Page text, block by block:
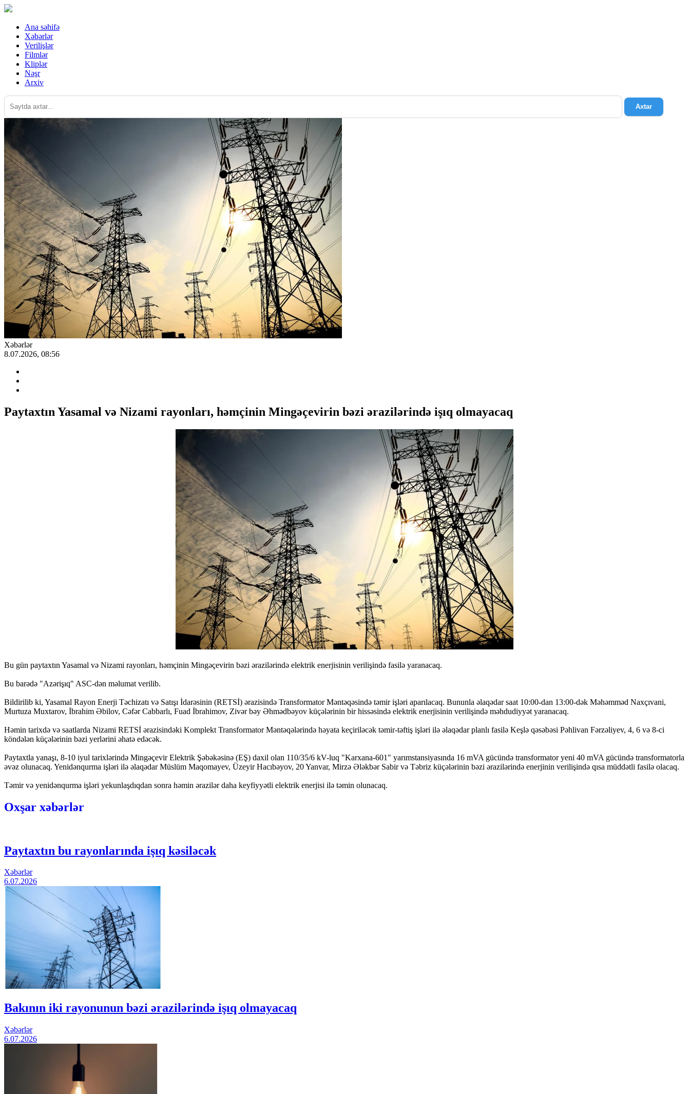
Ana səhifə
Xəbərlər
Verilişlər
Filmlər
Kliplər
Nəşr
Arxiv
Axtar
Xəbərlər
8.07.2026, 08:56
Paytaxtın Yasamal və Nizami rayonları, həmçinin Mingəçevirin bəzi ərazilərində işıq olmayacaq
Bu gün paytaxtın Yasamal və Nizami rayonları, həmçinin Mingəçevirin bəzi ərazilərində elektrik enerjisinin verilişində fasilə yaranacaq.
Bu barədə "Azərişıq" ASC-dən məlumat verilib.
Bildirilib ki, Yasamal Rayon Enerji Təchizatı və Satışı İdarəsinin (RETSİ) ərazisində Transformator Məntəqəsində təmir işləri aparılacaq. Bununla əlaqədar saat 10:00-dan 13:00-dək Məhəmməd Naxçıvani,
Murtuza Muxtarov, İbrahim Əbilov, Cəfər Cabbarlı, Fuad İbrahimov, Zivər bəy Əhmədbəyov küçələrinin bir hissəsində elektrik enerjisinin verilişində məhdudiyyət yaranacaq.
Həmin tarixdə və saatlarda Nizami RETSİ ərazisindəki Komplekt Transformator Məntəqələrində həyata keçiriləcək təmir-təftiş işləri ilə əlaqədar planlı fasilə Keşlə qəsəbəsi Pəhlivan Fərzəliyev, 4, 6 və 8-ci
köndələn küçələrinin bəzi yerlərini əhatə edəcək.
Paytaxtla yanaşı, 8-10 iyul tarixlərində Mingəçevir Elektrik Şəbəkəsinə (EŞ) daxil olan 110/35/6 kV-luq "Karxana-601" yarımstansiyasında 16 mVA gücündə transformator yeni 40 mVA gücündə transformatorla
əvəz olunacaq. Yenidənqurma işləri ilə əlaqədar Müslüm Maqomayev, Üzeyir Hacıbəyov, 20 Yanvar, Mirzə Ələkbər Sabir və Təbriz küçələrinin bəzi ərazilərində enerjinin verilişində qısa müddətli fasilə olacaq.
Təmir və yenidənqurma işləri yekunlaşdıqdan sonra həmin ərazilər daha keyfiyyətli elektrik enerjisi ilə təmin olunacaq.
Oxşar xəbərlər
Paytaxtın bu rayonlarında işıq kəsiləcək
Xəbərlər
6.07.2026
Bakının iki rayonunun bəzi ərazilərində işıq olmayacaq
Xəbərlər
6.07.2026